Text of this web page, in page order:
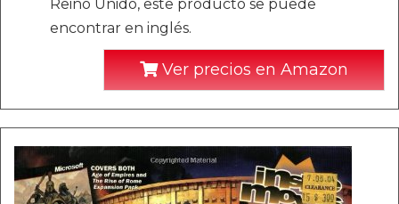
Reino Unido, este producto se puede
encontrar en inglés.
Ver precios en Amazon